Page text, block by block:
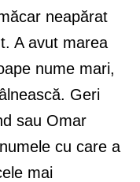
neapărat
A avut marea
nume mari,
Geri
sau Omar
cu care a
mai